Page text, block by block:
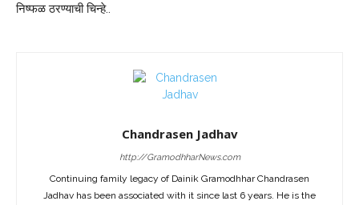
निष्फळ ठरण्याची चिन्हे..
Chandrasen Jadhav
http://GramodhharNews.com
Continuing family legacy of Dainik Gramodhhar Chandrasen
Jadhav has been associated with it since last 6 years. He is the